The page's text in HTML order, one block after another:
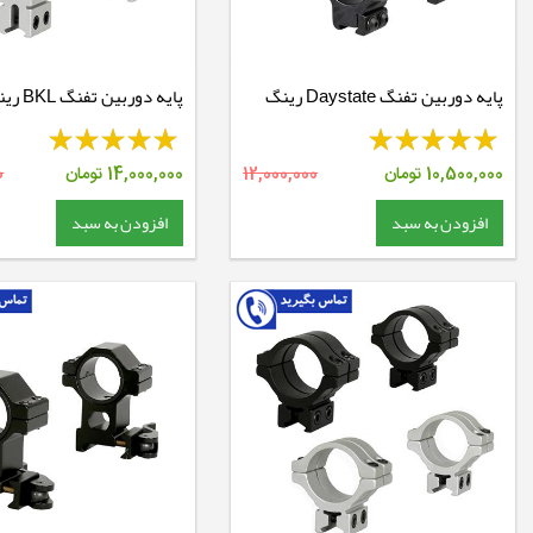
پایه دوربین تفنگ Daystate رینگ
30 ریل 11 - بلند
10,500,000 تومان 12,000,000
افزودن به سبد
11 بلند - BKL301
14,000,000 تومان
افزودن به سبد